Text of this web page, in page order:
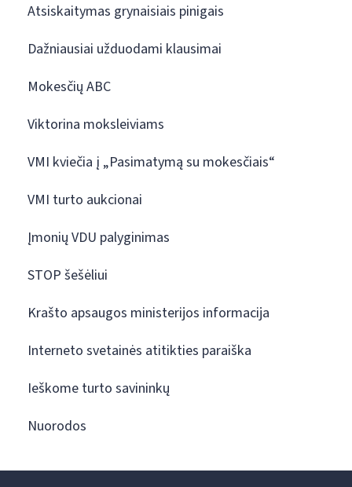
Atsiskaitymas grynaisiais pinigais
Dažniausiai užduodami klausimai
Mokesčių ABC
Viktorina moksleiviams
VMI kviečia į „Pasimatymą su mokesčiais“
VMI turto aukcionai
Įmonių VDU palyginimas
STOP šešėliui
Krašto apsaugos ministerijos informacija
Interneto svetainės atitikties paraiška
Ieškome turto savininkų
Nuorodos